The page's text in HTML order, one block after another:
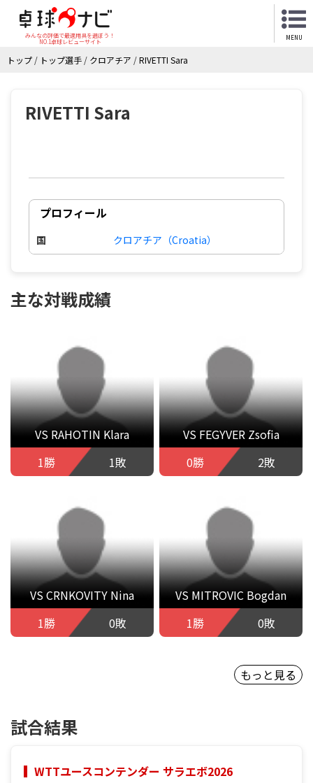
みんなの評価で最適用具を選ぼう！
NO.1卓球レビューサイト
MENU
トップ / トップ選手 / クロアチア /RIVETTI Sara
RIVETTI Sara
プロフィール
国 クロアチア（Croatia）
主な対戦成績
VS RAHOTIN Klara
1勝
1敗
VS FEGYVER Zsofia
0勝
2敗
VS CRNKOVITY Nina
1勝
0敗
VS MITROVIC Bogdan
1勝
0敗
もっと見る
試合結果
WTTユースコンテンダー サラエボ2026